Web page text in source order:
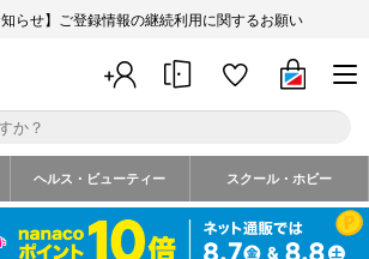
知らせ】ご登録情報の継続利用に関するお願い
ヘルス・ビューティー スクール・ホビー